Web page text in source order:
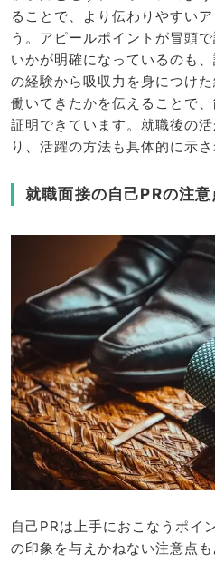
ることで、より伝わりやすい
う。アピールポイントが冒頭
いかが明確になっているのも
の経験から吸収力を身につけ
働いてきたかを伝えることで
証明できています。就職後の
り、活躍の方法も具体的に示
就職面接の自己PRの注意
自己PRは上手におこなうポイ
の印象を与えかねない注意点